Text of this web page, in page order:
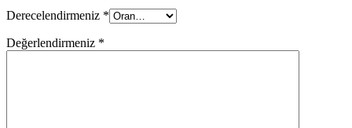
Derecelendirmeniz *
Değerlendirmeniz *